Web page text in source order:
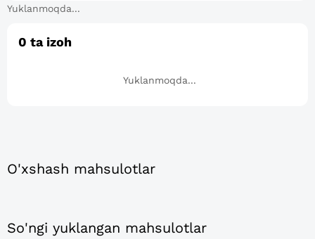
Yuklanmoqda...
0 ta izoh
Yuklanmoqda...
O'xshash mahsulotlar
So'ngi yuklangan mahsulotlar